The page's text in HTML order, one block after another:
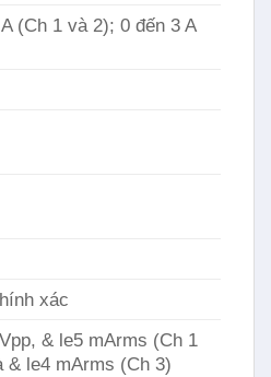
(Ch 1 và 2); 0 đến 3 A
xác
& le5 mArms (Ch 1
& le4 mArms (Ch 3)